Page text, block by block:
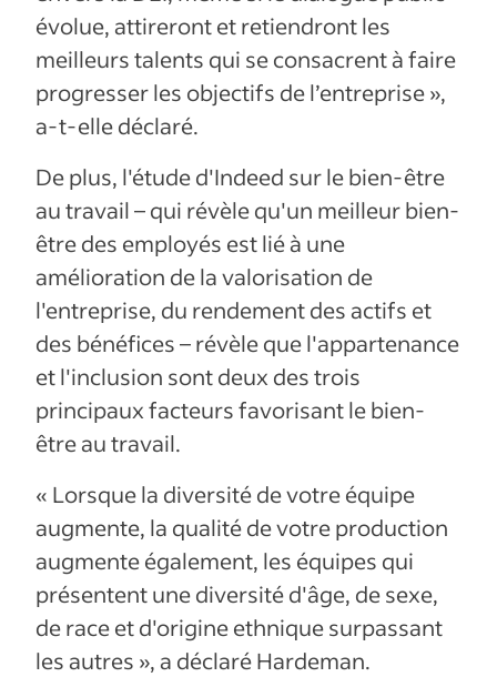
évolue, attireront et retiendront les
meilleurs talents qui se consacrent à faire
progresser les objectifs de l’entreprise »,
a-t-elle déclaré.
De plus, l'étude d'Indeed sur le bien-être
au travail – qui révèle qu'un meilleur bien-
être des employés est lié à une
amélioration de la valorisation de
l'entreprise, du rendement des actifs et
des bénéfices – révèle que l'appartenance
et l'inclusion sont deux des trois
principaux facteurs favorisant le bien-
être au travail.
« Lorsque la diversité de votre équipe
augmente, la qualité de votre production
augmente également, les équipes qui
présentent une diversité d'âge, de sexe,
de race et d'origine ethnique surpassant
les autres », a déclaré Hardeman.